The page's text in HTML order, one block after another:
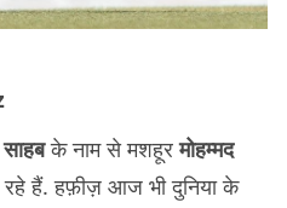
के नाम से मशहूरमोहम्मद
हैं. हफ़ीज़ आज भी दुनिया के